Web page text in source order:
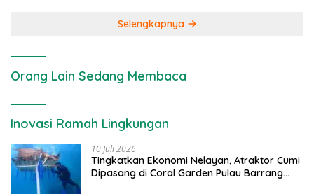
Selengkapnya
Orang Lain Sedang Membaca
Inovasi Ramah Lingkungan
10 Juli 2026
Tingkatkan Ekonomi Nelayan, Atraktor Cumi
Dipasang di Coral Garden Pulau Barrang